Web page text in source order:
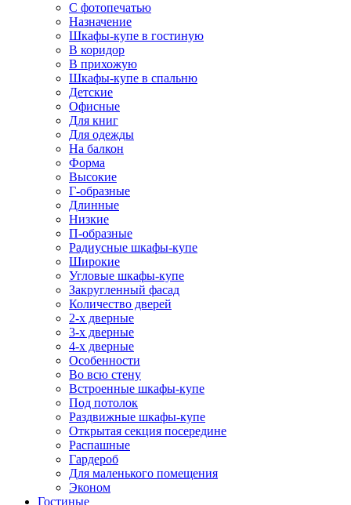
С фотопечатью
Назначение
Шкафы-купе в гостиную
В коридор
В прихожую
Шкафы-купе в спальню
Детские
Офисные
Для книг
Для одежды
На балкон
Форма
Высокие
Г-образные
Длинные
Низкие
П-образные
Радиусные шкафы-купе
Широкие
Угловые шкафы-купе
Закругленный фасад
Количество дверей
2-х дверные
3-х дверные
4-х дверные
Особенности
Во всю стену
Встроенные шкафы-купе
Под потолок
Раздвижные шкафы-купе
Открытая секция посередине
Распашные
Гардероб
Для маленького помещения
Эконом
Гостиные